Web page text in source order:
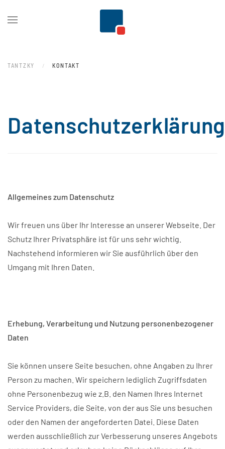
TANTZKY KONTAKT
Datenschutzerklärung
Allgemeines zum Datenschutz
Wir freuen uns über Ihr Interesse an unserer Webseite. Der
Schutz Ihrer Privatsphäre ist für uns sehr wichtig.
Nachstehend informieren wir Sie ausführlich über den
Umgang mit Ihren Daten.
Erhebung, Verarbeitung und Nutzung personenbezogener
Daten
Sie können unsere Seite besuchen, ohne Angaben zu Ihrer
Person zu machen. Wir speichern lediglich Zugriffsdaten
ohne Personenbezug wie z.B. den Namen Ihres Internet
Service Providers, die Seite, von der aus Sie uns besuchen
oder den Namen der angeforderten Datei. Diese Daten
werden ausschließlich zur Verbesserung unseres Angebots